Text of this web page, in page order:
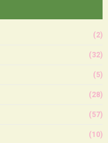
(2)
(32)
(5)
(28)
(57)
(10)